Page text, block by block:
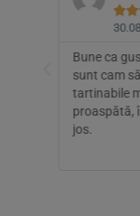

Bune ca
sunt cam
tartinabile
proaspătă,
jos.